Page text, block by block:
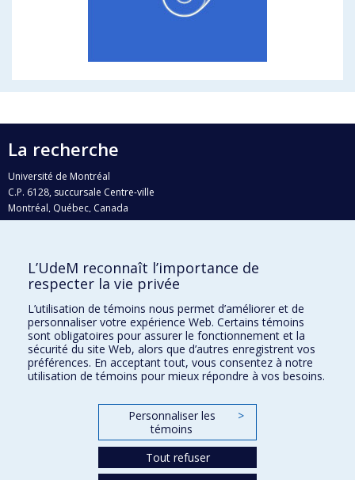
La recherche
Université de Montréal
C.P. 6128, succursale Centre-ville
Montréal, Québec, Canada
H3C 3J7
Qui fait quoi?
Nous trouver
Plan du site
Accessibilité
L’UdeM reconnaît l’importance de
respecter la vie privée
L’utilisation de témoins nous permet d’améliorer et de
personnaliser votre expérience Web. Certains témoins
sont obligatoires pour assurer le fonctionnement et la
sécurité du site Web, alors que d’autres enregistrent vos
préférences. En acceptant tout, vous consentez à notre
utilisation de témoins pour mieux répondre à vos besoins.
Personnaliser les
témoins
>
Tout refuser